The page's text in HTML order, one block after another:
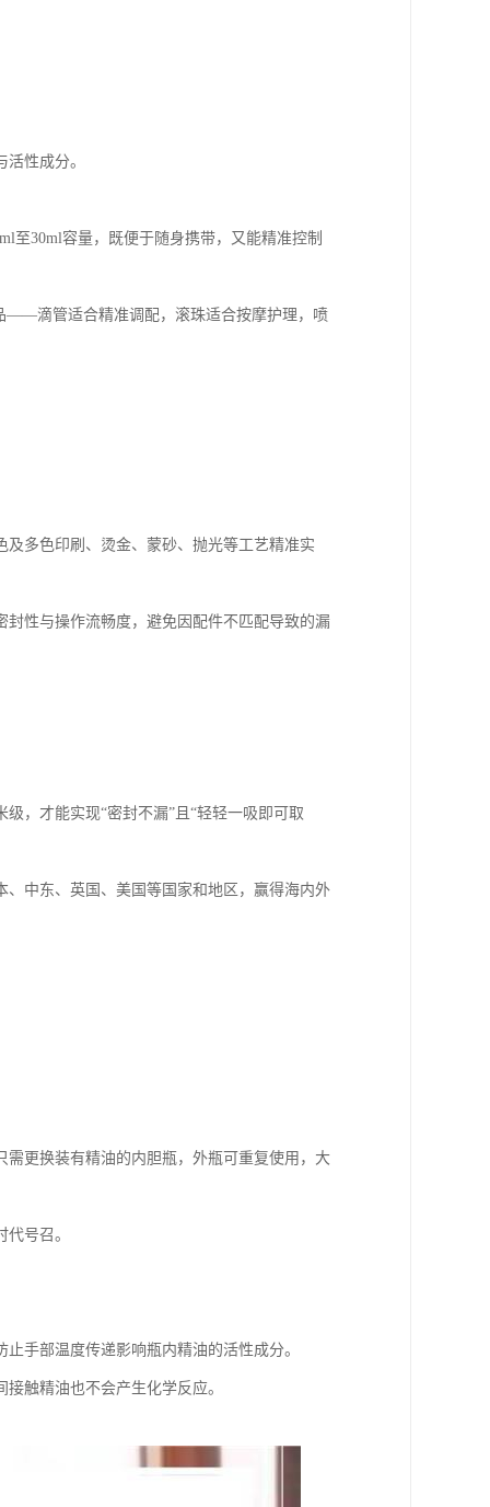
性成分。
至30ml容量，既便于随身携带，又能精准控制
——滴管适合精准调配，滚珠适合按摩护理，喷
多色印刷、烫金、蒙砂、抛光等工艺精准实
性与操作流畅度，避免因配件不匹配导致的漏
，才能实现“密封不漏”且“轻轻一吸即可取
中东、英国、美国等国家和地区，赢得海内外
更换装有精油的内胆瓶，外瓶可重复使用，大
号召。
手部温度传递影响瓶内精油的活性成分。
触精油也不会产生化学反应。